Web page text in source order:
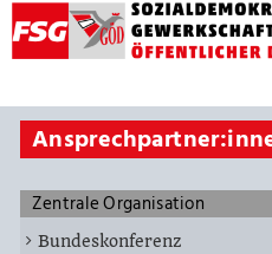
Zentrale Organisation
Bundeskonferenz